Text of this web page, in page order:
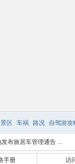
景区 车祸 路况 自驾游攻
布旅居车管理通告 ...
手册 访